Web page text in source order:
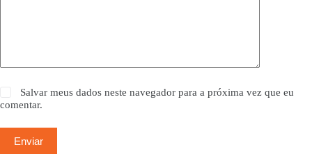
Salvar meus dados neste navegador para a próxima vez que eu
comentar.
Enviar